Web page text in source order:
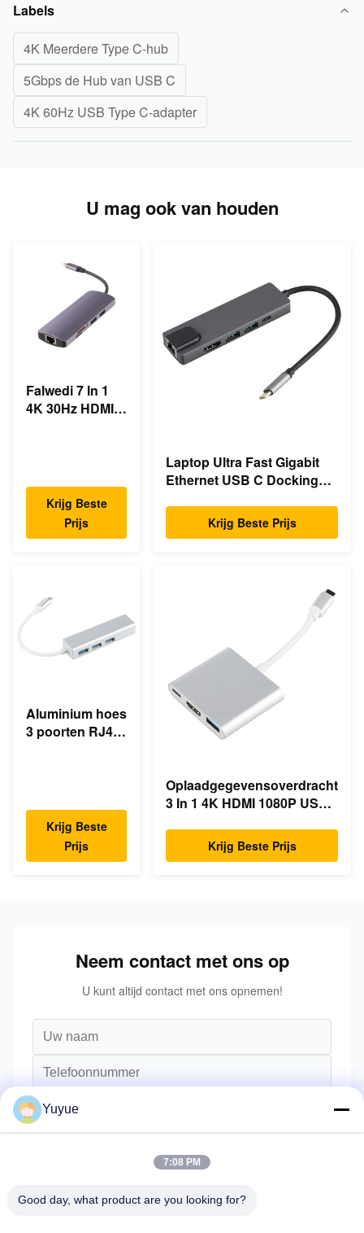
Labels
4K Meerdere Type C-hub
5Gbps de Hub van USB C
4K 60Hz USB Type C-adapter
U mag ook van houden
Falwedi 7 In 1
4K 30Hz HDMI
Krijg Beste
Prijs
Laptop Ultra Fast Gigabit
Ethernet USB C Docking
Krijg Beste Prijs
Aluminium hoes
3 poorten RJ45
Krijg Beste
Prijs
Oplaadgegevensoverdracht
3 In 1 4K HDMI 1080P USB
Krijg Beste Prijs
Neem contact met ons op
U kunt altijd contact met ons opnemen!
Yuyue
7:08 PM
Good day, what product are you looking for?